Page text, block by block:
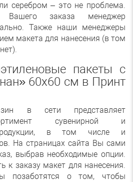
серебром – это не проблема.
Вашего заказа менеджер
Также наши менеджеры
макета для нанесения (в том
пакеты с
60х60 см в Принт
в сети представляет
сувенирной и
продукции, в том числе и
На страницах сайта Вы сами
выбрав необходимые опции.
к заказу макет для нанесения.
позаботятся о том, чтобы